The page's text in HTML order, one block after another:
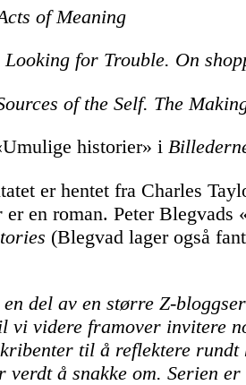
of Meaning
Looking for Trouble. On
of the Self. The
historier» i
er hentet fra Charles
er en roman. Peter Blegvads
(Blegvad lager også
en del av en større Z-
vi videre framover invitere
til å reflektere
verdt å snakke om. Serien